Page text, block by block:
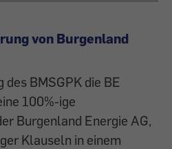
von Burgenland
BMSGPK die BE
100%-ige
Burgenland Energie AG,
Klauseln in einem